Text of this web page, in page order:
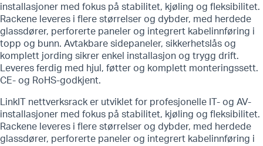
installasjoner med fokus på stabilitet, kjøling og fleksibilitet.
Rackene leveres i flere størrelser og dybder, med herdede
glassdører, perforerte paneler og integrert kabelinnføring i
topp og bunn. Avtakbare sidepaneler, sikkerhetslås og
komplett jording sikrer enkel installasjon og trygg drift.
Leveres ferdig med hjul, føtter og komplett monteringssett.
CE- og RoHS-godkjent.
LinkIT nettverksrack er utviklet for profesjonelle IT- og AV-
installasjoner med fokus på stabilitet, kjøling og fleksibilitet.
Rackene leveres i flere størrelser og dybder, med herdede
glassdører, perforerte paneler og integrert kabelinnføring i